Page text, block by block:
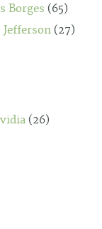
Borges (65)
Jefferson (27)
(26)